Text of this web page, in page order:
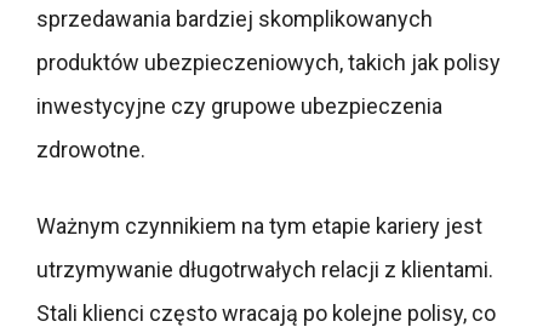
sprzedawania bardziej skomplikowanych
produktów ubezpieczeniowych, takich jak polisy
inwestycyjne czy grupowe ubezpieczenia
zdrowotne.
Ważnym czynnikiem na tym etapie kariery jest
utrzymywanie długotrwałych relacji z klientami.
Stali klienci często wracają po kolejne polisy, co